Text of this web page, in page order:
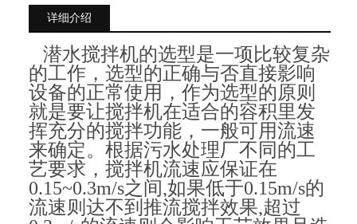
详细介绍
潜水搅拌机的选型是一项比较复杂
的工作，选型的正确与否直接影响
设备的正常使用，作为选型的原则
就是要让搅拌机在适合的容积里发
挥充分的搅拌功能，一般可用流速
来确定。根据污水处理厂不同的工
艺要求，搅拌机流速应保证在
0.15~0.3m/s之间,如果低于0.15m/s的
流速则达不到推流搅拌效果,超过